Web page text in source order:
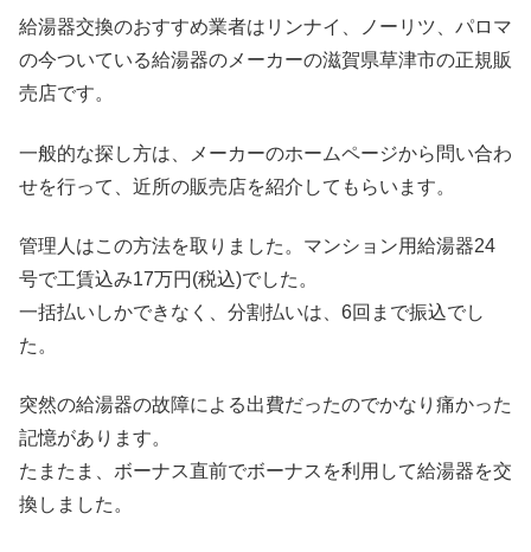
給湯器交換のおすすめ業者はリンナイ、ノーリツ、パロマ
の今ついている給湯器のメーカーの滋賀県草津市の正規販
売店です。
一般的な探し方は、メーカーのホームページから問い合わ
せを行って、近所の販売店を紹介してもらいます。
管理人はこの方法を取りました。マンション用給湯器24
号で工賃込み17万円(税込)でした。
一括払いしかできなく、分割払いは、6回まで振込でし
た。
突然の給湯器の故障による出費だったのでかなり痛かった
記憶があります。
たまたま、ボーナス直前でボーナスを利用して給湯器を交
換しました。